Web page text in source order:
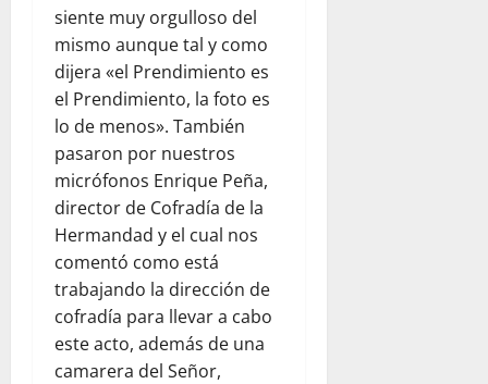
siente muy orgulloso del
mismo aunque tal y como
dijera «el Prendimiento es
el Prendimiento, la foto es
lo de menos». También
pasaron por nuestros
micrófonos Enrique Peña,
director de Cofradía de la
Hermandad y el cual nos
comentó como está
trabajando la dirección de
cofradía para llevar a cabo
este acto, además de una
camarera del Señor,